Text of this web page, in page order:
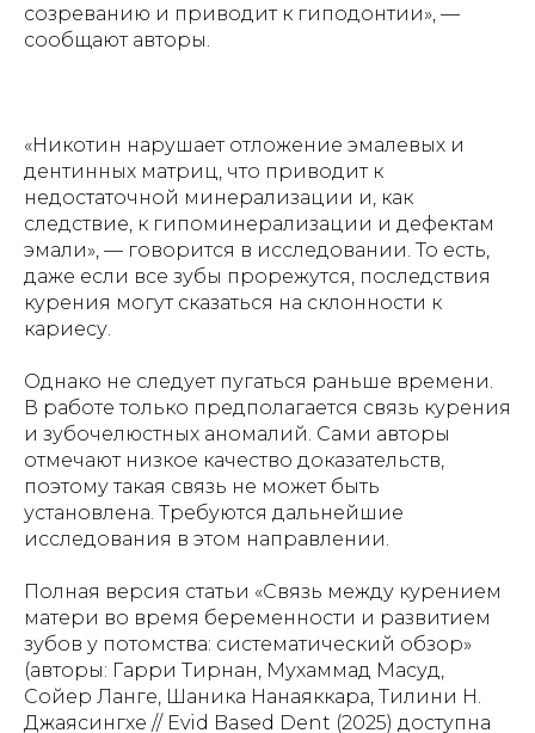
созреванию и приводит к гиподонтии», —
сообщают авторы.
«Никотин нарушает отложение эмалевых и
дентинных матриц, что приводит к
недостаточной минерализации и, как
следствие, к гипоминерализации и дефектам
эмали», — говорится в исследовании. То есть,
даже если все зубы прорежутся, последствия
курения могут сказаться на склонности к
кариесу.
Однако не следует пугаться раньше времени.
В работе только предполагается связь курения
и зубочелюстных аномалий. Сами авторы
отмечают низкое качество доказательств,
поэтому такая связь не может быть
установлена. Требуются дальнейшие
исследования в этом направлении.
Полная версия статьи «Связь между курением
матери во время беременности и развитием
зубов у потомства: систематический обзор»
(авторы: Гарри Тирнан, Мухаммад Масуд,
Сойер Ланге, Шаника Нанаяккара, Тилини Н.
Джаясингхе // Evid Based Dent (2025) доступна